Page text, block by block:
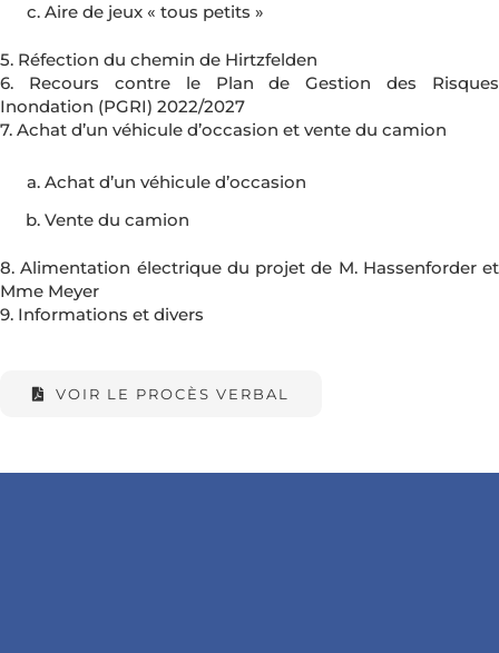
Aire de jeux « tous petits »
5. Réfection du chemin de Hirtzfelden
6. Recours contre le Plan de Gestion des Risques
Inondation (PGRI) 2022/2027
7. Achat d’un véhicule d’occasion et vente du camion
Achat d’un véhicule d’occasion
Vente du camion
8. Alimentation électrique du projet de M. Hassenforder et
Mme Meyer
9. Informations et divers
VOIR LE PROCÈS VERBAL